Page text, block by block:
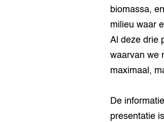
biomassa,
milieu waar
Al deze drie
waarvan we
maximaal,
De
presentatie